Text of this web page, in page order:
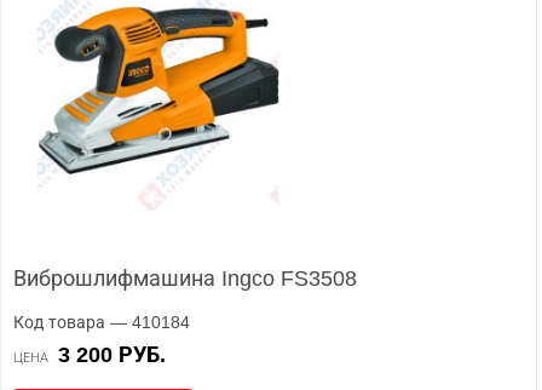
Виброшлифмашина Ingco FS3508
Код товара — 410184
ЦЕНА 3 200 РУБ.